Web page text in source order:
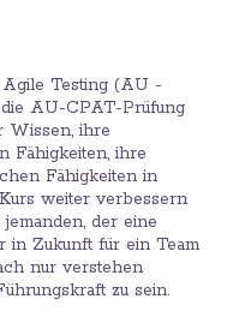
Testing (AU -
AU-CPAT-Prüfung
Wissen, ihre
Fähigkeiten, ihre
Fähigkeiten in
weiter verbessern
der eine
in Zukunft für ein Team
nur verstehen
zu sein.